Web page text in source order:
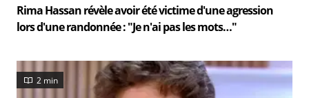
Rima Hassan révèle avoir été victime d'une agression
lors d'une randonnée : "Je n'ai pas les mots…"
2 min